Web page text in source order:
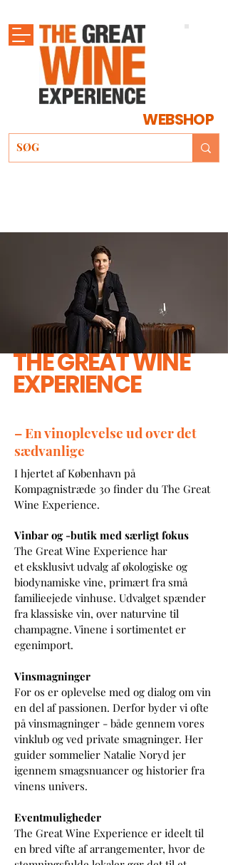
WEBSHOP
THE GREAT WINE
EXPERIENCE
– En vinoplevelse ud over det
sædvanlige
I hjertet af København på
Kompagnistræde 30 finder du The Great
Wine Experience.
Vinbar og -butik med særligt fokus
The Great Wine Experience har
eteksklusivt udvalg af økologiske og
biodynamiske vine, primært fra små
familieejede vinhuse. Udvalget spænder
fra klassiske vin, over naturvine til
champagne. Vinene i sortimentet er
egenimport.
Vinsmagninger
For os er oplevelse med og dialog om vin
en del af passionen. Derfor byder vi ofte
på vinsmagninger - både gennem vores
vinklub og ved private smagninger. Her
guider sommelier Natalie Noryd jer
igennem smagsnuancer og historier fra
vinens univers.
Eventmuligheder
The Great Wine Experience er ideelt til
en bred vifte af arrangementer, hvor de